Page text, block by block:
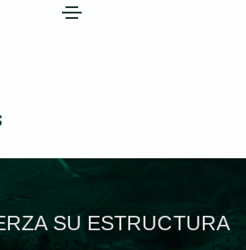
SU ESTRUCTURA